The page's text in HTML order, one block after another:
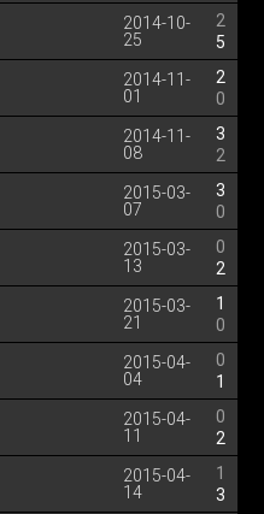
2014-10-
25
2
5
2014-11-
01
2
0
2014-11-
08
3
2
2015-03-
07
3
0
2015-03-
13
0
2
2015-03-
21
1
0
2015-04-
04
0
1
2015-04-
11
0
2
2015-04-
14
1
3